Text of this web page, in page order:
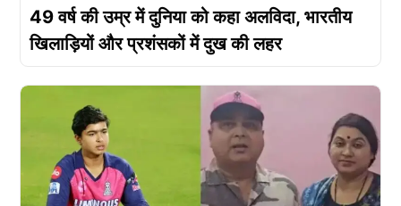
49 वर्ष की उम्र में दुनिया को कहा अलविदा, भारतीय
खिलाड़ियों और प्रशंसकों में दुख की लहर